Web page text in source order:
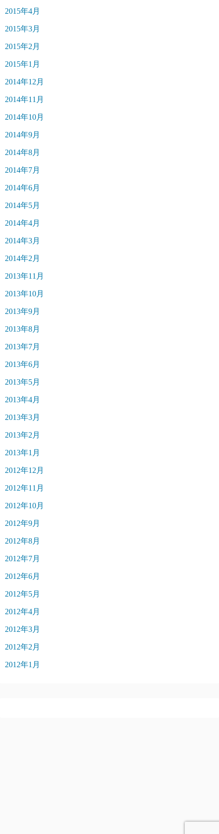
2015年4月
2015年3月
2015年2月
2015年1月
2014年12月
2014年11月
2014年10月
2014年9月
2014年8月
2014年7月
2014年6月
2014年5月
2014年4月
2014年3月
2014年2月
2013年11月
2013年10月
2013年9月
2013年8月
2013年7月
2013年6月
2013年5月
2013年4月
2013年3月
2013年2月
2013年1月
2012年12月
2012年11月
2012年10月
2012年9月
2012年8月
2012年7月
2012年6月
2012年5月
2012年4月
2012年3月
2012年2月
2012年1月